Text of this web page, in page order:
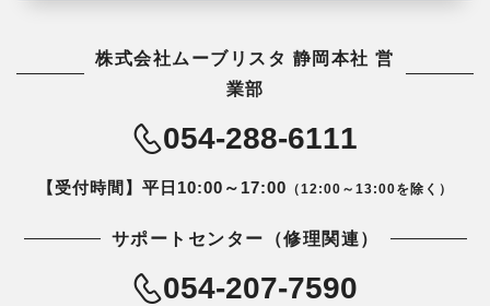
株式会社ムーブリスタ 静岡本社 営
業部
054-288-6111
【受付時間】平日10:00～17:00 （12:00～13:00を除く）
サポートセンター（修理関連）
054-207-7590